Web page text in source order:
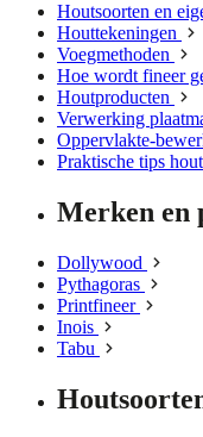
Houtsoorten en
Houttekeningen
Voegmethoden
Hoe wordt fineer
Houtproducten
Verwerking
Oppervlakte-
Praktische tips
Merken en
Dollywood
Pythagoras
Printfineer
Inois
Tabu